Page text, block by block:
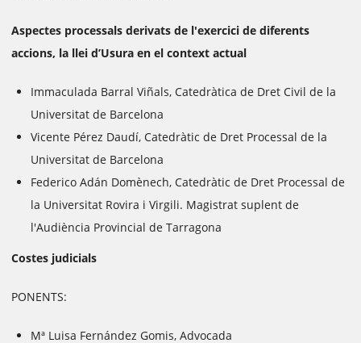
Aspectes processals derivats de l'exercici de diferents
accions, la llei d’Usura en el context actual
Immaculada Barral Viñals, Catedràtica de Dret Civil de la
Universitat de Barcelona
Vicente Pérez Daudí, Catedràtic de Dret Processal de la
Universitat de Barcelona
Federico Adán Domènech, Catedràtic de Dret Processal de
la Universitat Rovira i Virgili. Magistrat suplent de
l'Audiència Provincial de Tarragona
Costes judicials
PONENTS:
Mª Luisa Fernández Gomis, Advocada